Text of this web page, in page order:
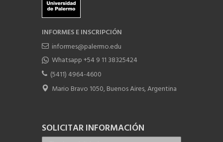
INFORMES E INSCRIPCIÓN
informes@palermo.edu
Whatsapp +54 9 11 38325424
(5411) 4964-4600
Mario Bravo 1050, Buenos Aires, Argentina
SOLICITAR INFORMACIÓN